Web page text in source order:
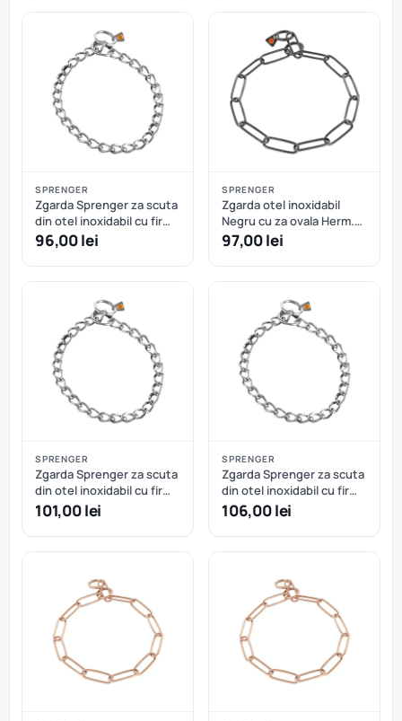
SPRENGER
Zgarda Sprenger za scuta
din otel inoxidabil cu fir
4.0 mm - 55 cm
96,00 lei
SPRENGER
Zgarda otel inoxidabil
Negru cu za ovala Herm.
Sprenger - 61 cm
97,00 lei
SPRENGER
Zgarda Sprenger za scuta
din otel inoxidabil cu fir
4.0 mm - 60 cm
101,00 lei
SPRENGER
Zgarda Sprenger za scuta
din otel inoxidabil cu fir
4.0 mm - 65 cm
106,00 lei